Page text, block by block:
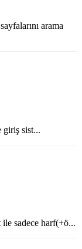
arama
giriş sist...
sadece harf(+ö...